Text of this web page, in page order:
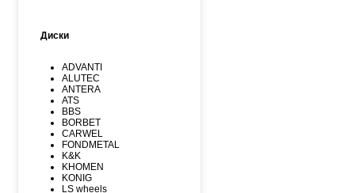
LAUFENN
MARSHAL
MATADOR
MAXXIS
MICHELIN
MIRAGE
NEXEN
NITTO
NOKIAN
NOKIAN NORDMAN
Nordman Nordman
ONYX
Диски
ADVANTI
ALUTEC
ANTERA
ATS
BBS
BORBET
CARWEL
FONDMETAL
K&K
KHOMEN
KONIG
LS wheels